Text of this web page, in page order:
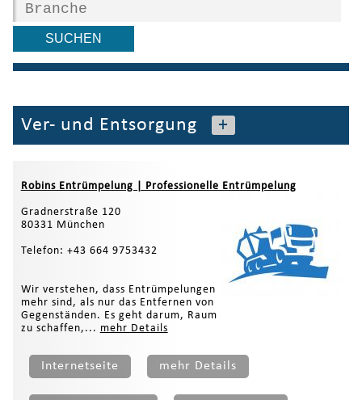
Ver- und Entsorgung +
Robins Entrümpelung | Professionelle Entrümpelung
Gradnerstraße 120
80331 München
Telefon: +43 664 9753432
Wir verstehen, dass Entrümpelungen
mehr sind, als nur das Entfernen von
Gegenständen. Es geht darum, Raum
zu schaffen,... mehr Details
Internetseite mehr Details